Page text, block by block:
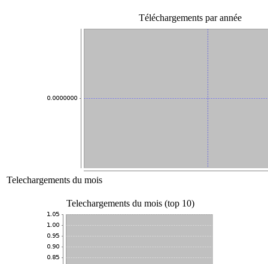
Téléchargements par année
Telechargements du mois
Telechargements du mois (top 10)